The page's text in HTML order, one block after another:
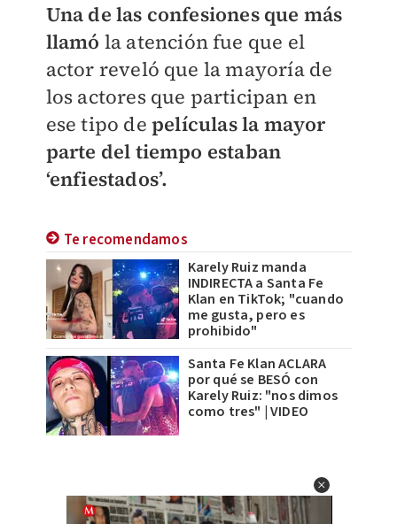
Una de las confesiones que más
llamó la atención fue que el
actor reveló que la mayoría de
los actores que participan en
ese tipo de películas la mayor
parte del tiempo estaban
‘enfiestados’.
Te recomendamos
Karely Ruiz manda
INDIRECTA a Santa Fe
Klan en TikTok; "cuando
me gusta, pero es
prohibido"
Santa Fe Klan ACLARA
por qué se BESÓ con
Karely Ruiz: "nos dimos
como tres" | VIDEO